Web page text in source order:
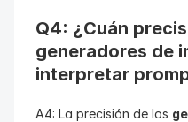
Q4: ¿Cuán
generadores de
interpretar
A4: La precisión de los